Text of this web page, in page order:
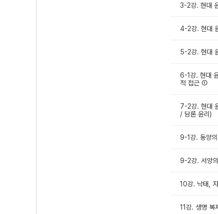
3-2강. 현대
4-2강. 현대
5-2강. 현대
6-1강. 현대
적 접근 ①
7-2강. 현대
/ 담론 윤리)
9-1강. 동양
9-2강. 서양
10강. 낙태,
11강. 생명 복